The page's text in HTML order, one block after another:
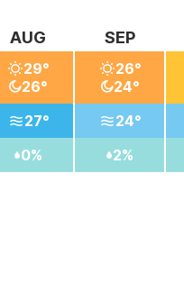
AUG
29°
26°
27°
0%
SEP
26°
24°
24°
2%